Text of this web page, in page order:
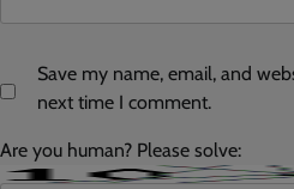
Save my name, email, and
next time I comment.
Are you human? Please solve: